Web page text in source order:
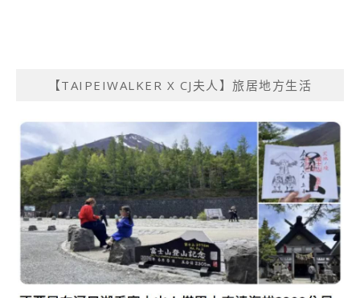
【TAIPEIWALKER X CJ夫人】旅居地方生活